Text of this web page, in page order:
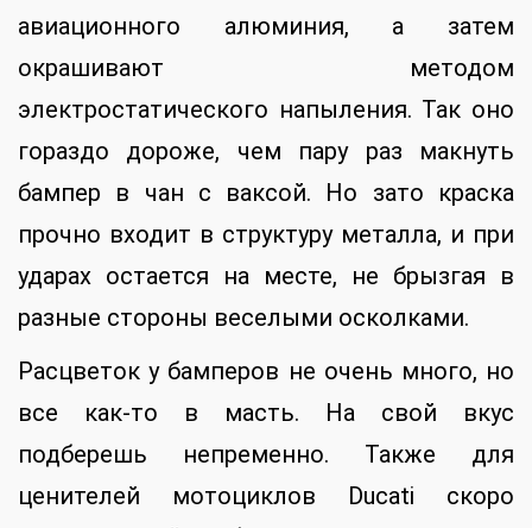
авиационного алюминия, а затем
окрашивают методом
электростатического напыления. Так оно
гораздо дороже, чем пару раз макнуть
бампер в чан с ваксой. Но зато краска
прочно входит в структуру металла, и при
ударах остается на месте, не брызгая в
разные стороны веселыми осколками.
Расцветок у бамперов не очень много, но
все как-то в масть. На свой вкус
подберешь непременно. Также для
ценителей мотоциклов Ducati скоро